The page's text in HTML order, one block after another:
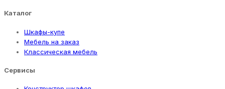
Каталог
Шкафы-купе
Мебель на заказ
Классическая мебель
Сервисы